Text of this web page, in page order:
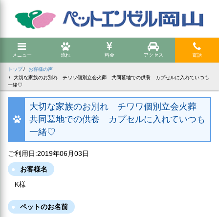
メニュー 流れ 料金 アクセス 電話
トップ
お客様の声
大切な家族のお別れ チワワ個別立会火葬 共同墓地での供養 カプセルに入れていつも
一緒♡
大切な家族のお別れ チワワ個別立会火葬
共同墓地での供養 カプセルに入れていつも
一緒♡
ご利用日:2019年06月03日
お客様名
K様
ペットのお名前